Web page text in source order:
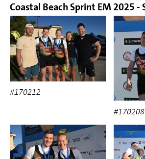
Coastal Beach Sprint EM 2025 -
#170212
#170208